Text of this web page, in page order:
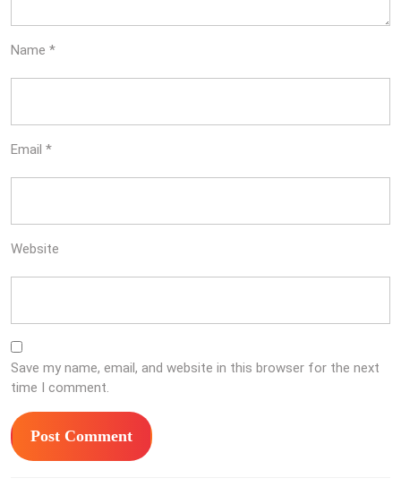
Name *
Email *
Website
Save my name, email, and website in this browser for the next
time I comment.